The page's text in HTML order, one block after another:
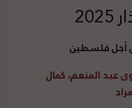
أجل فلسطين
عبد المنعم، كمال